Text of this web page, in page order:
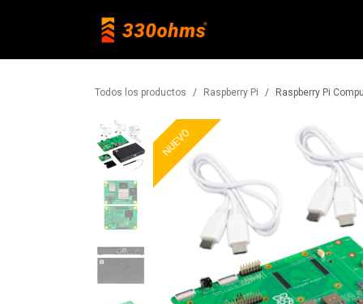
Todos los productos Raspberry Pi Raspberry Pi
NUEVO
NUEVO